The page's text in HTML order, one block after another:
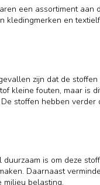
een assortiment aan
kledingmerken en
zijn dat de
kleine fouten, maar is
stoffen hebben
is om deze
Daarnaast
milieu belasting.